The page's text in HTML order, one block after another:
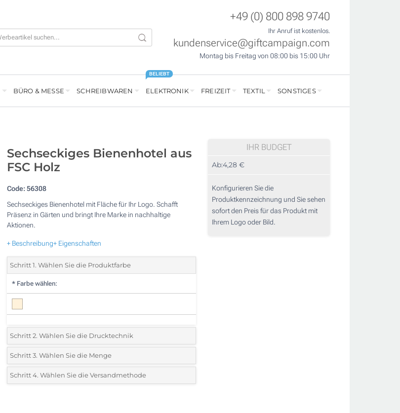
+49 (0) 800 898 9740
Ihr Anruf ist kostenlos.
kundenservice@giftcampaign.com
Montag bis Freitag von 08:00 bis 15:00 Uhr
BÜRO & MESSE SCHREIBWAREN ELEKTRONIK
BELIEBT
FREIZEIT TEXTIL SONSTIGES
Sechseckiges Bienenhotel aus
FSC Holz
Code:56308
Sechseckiges Bienenhotel mit Fläche für Ihr Logo. Schafft
Präsenz in Gärten und bringt Ihre Marke in nachhaltige
Aktionen.
+ Beschreibung+ Eigenschaften
Schritt 1. Wählen Sie die Produktfarbe
* Farbe wählen:
Schritt 2. Wählen Sie die Drucktechnik
*Wählen Sie die Druck- und Farbtechniken für Ihr Logo:
Lasergravur (Auf einer Seite)
Schritt 3. Wählen Sie die Menge
*Bitte wählen Sie Ihre gewünschte Menge
Schritt 4. Wählen Sie die Versandmethode
IHR BUDGET
Ab:4,28 €
Konfigurieren Sie die
Produktkennzeichnung und Sie sehen
sofort den Preis für das Produkt mit
Ihrem Logo oder Bild.